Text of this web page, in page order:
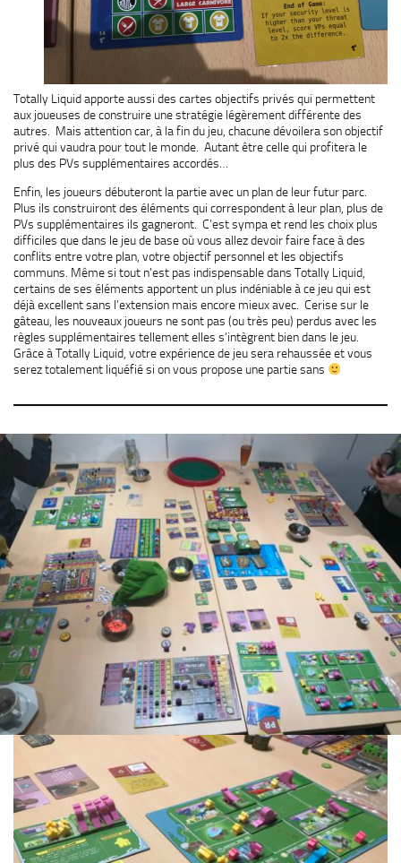
Totally Liquid apporte aussi des cartes objectifs privés qui permettent
aux joueuses de construire une stratégie légèrement différente des
autres. Mais attention car, à la fin du jeu, chacune dévoilera son objectif
privé qui vaudra pour tout le monde. Autant être celle qui profitera le
plus des PVs supplémentaires accordés…
Enfin, les joueurs débuteront la partie avec un plan de leur futur parc.
Plus ils construiront des éléments qui correspondent à leur plan, plus de
PVs supplémentaires ils gagneront. C’est sympa et rend les choix plus
difficiles que dans le jeu de base où vous allez devoir faire face à des
conflits entre votre plan, votre objectif personnel et les objectifs
communs. Même si tout n’est pas indispensable dans Totally Liquid,
certains de ses éléments apportent un plus indéniable à ce jeu qui est
déjà excellent sans l’extension mais encore mieux avec. Cerise sur le
gâteau, les nouveaux joueurs ne sont pas (ou très peu) perdus avec les
règles supplémentaires tellement elles s’intègrent bien dans le jeu.
Grâce à Totally Liquid, votre expérience de jeu sera rehaussée et vous
serez totalement liquéfié si on vous propose une partie sans